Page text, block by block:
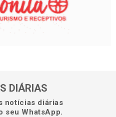
DIÁRIAS
notícias diárias
seu WhatsApp.